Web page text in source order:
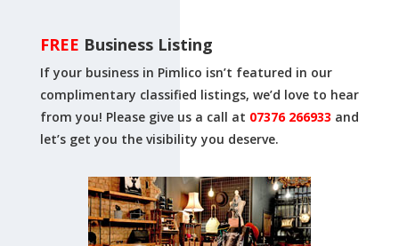
FREE Business Listing
If your business in Pimlico isn’t featured in our
complimentary classified listings, we’d love to hear
from you! Please give us a call at 07376 266933 and
let’s get you the visibility you deserve.